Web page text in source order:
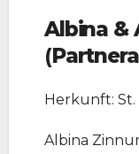
Albina &
(
Herkunft: St.
Albina